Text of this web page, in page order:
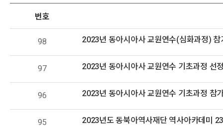
번호
98 2023년 동아시아사 교원연수(심화과정) 참
97 2023년 동아시아사 교원연수 기초과정 선
96 2023년 동아시아사 교원연수 기초과정 참
95 2023년도 동북아역사재단 역사아카데미